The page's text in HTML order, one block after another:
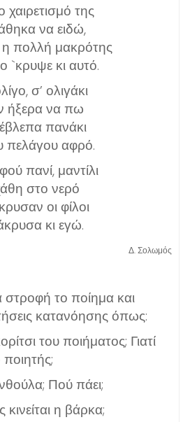
χαιρετισμό της
να ειδώ,
πολλή μακρότης
`κρυψε κι αυτό.
σ’ ολιγάκι
ήξερα να πω
πανάκι
πελάγου αφρό.
πανί, μαντίλι
στο νερό
οι φίλοι
κι εγώ.
Δ. Σολωμός
στροφή το ποίημα και
κατανόησης όπως:
του ποιήματος; Γιατί
ποιητής;
Πού πάει;
η βάρκα;